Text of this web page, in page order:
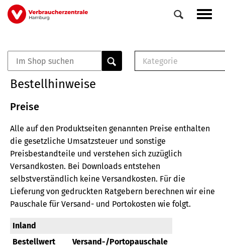
Direkt
zum
Veranstaltungen
0
Elemente
Kategorie
Broschüre
Buch
Bestellhinweise
Preise
Alle auf den Produktseiten genannten Preise enthalten
die gesetzliche Umsatzsteuer und sonstige
Preisbestandteile und verstehen sich zuzüglich
Versandkosten. Bei Downloads entstehen
selbstverständlich keine Versandkosten. Für die
Lieferung von gedruckten Ratgebern berechnen wir eine
Pauschale für Versand- und Portokosten wie folgt.
Inland
Bestellwert
Versand-/Portopauschale